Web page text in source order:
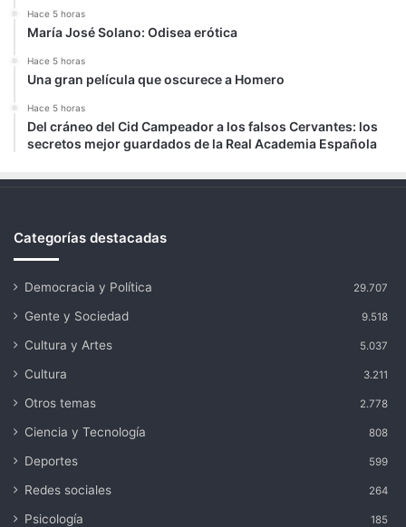
Hace 5 horas
María José Solano: Odisea erótica
Hace 5 horas
Una gran película que oscurece a Homero
Hace 5 horas
Del cráneo del Cid Campeador a los falsos Cervantes: los
secretos mejor guardados de la Real Academia Española
Categorías destacadas
Democracia y Política 29.707
Gente y Sociedad 9.518
Cultura y Artes 5.037
Cultura 3.211
Otros temas 2.778
Ciencia y Tecnología 808
Deportes 599
Redes sociales 264
Psicología 185